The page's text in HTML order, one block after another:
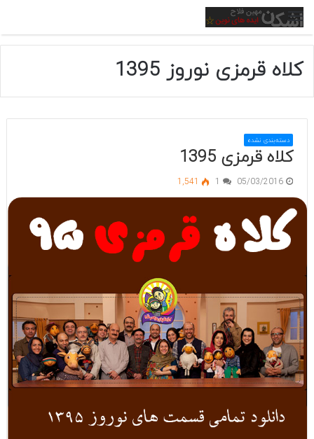
منو
کلاه قرمزی نوروز 1395
دسته‌بندی نشده
کلاه قرمزی 1395
05/03/2016
1
1,541